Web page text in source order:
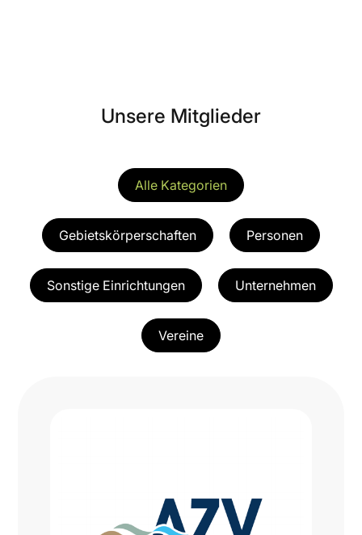
Unsere Mitglieder
Alle Kategorien
Gebietskörperschaften Personen
Sonstige Einrichtungen Unternehmen
Vereine